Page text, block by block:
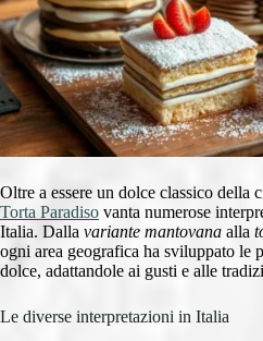
Oltre a essere un dolce classico della
Torta Paradiso vanta numerose
Italia. Dalla variante mantovana alla
ogni area geografica ha sviluppato le
dolce, adattandole ai gusti e alle
Le diverse interpretazioni in Italia